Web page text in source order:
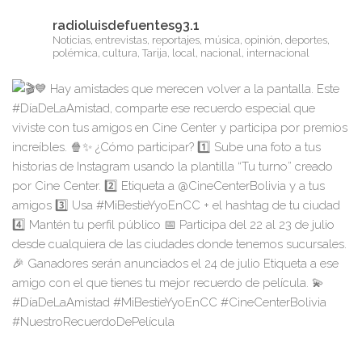
radioluisdefuentes93.1
Noticias, entrevistas, reportajes, música, opinión, deportes,
polémica, cultura, Tarija, local, nacional, internacional